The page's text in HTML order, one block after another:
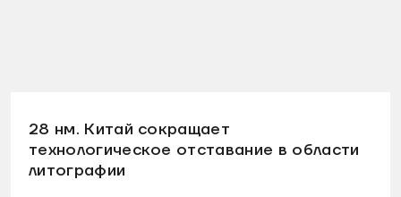
28 нм. Китай сокращает
технологическое отставание в области
литографии